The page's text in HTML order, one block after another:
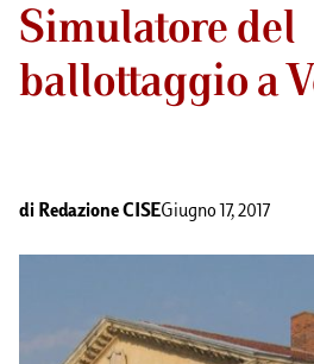
Simulatore del
ballottaggio a
di Redazione CISEGiugno 17, 2017